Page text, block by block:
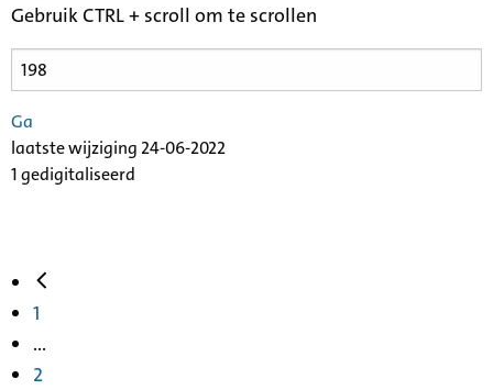
Gebruik CTRL + scroll om te scrollen
Ga
laatste wijziging 24-06-2022
1 gedigitaliseerd
1
...
2